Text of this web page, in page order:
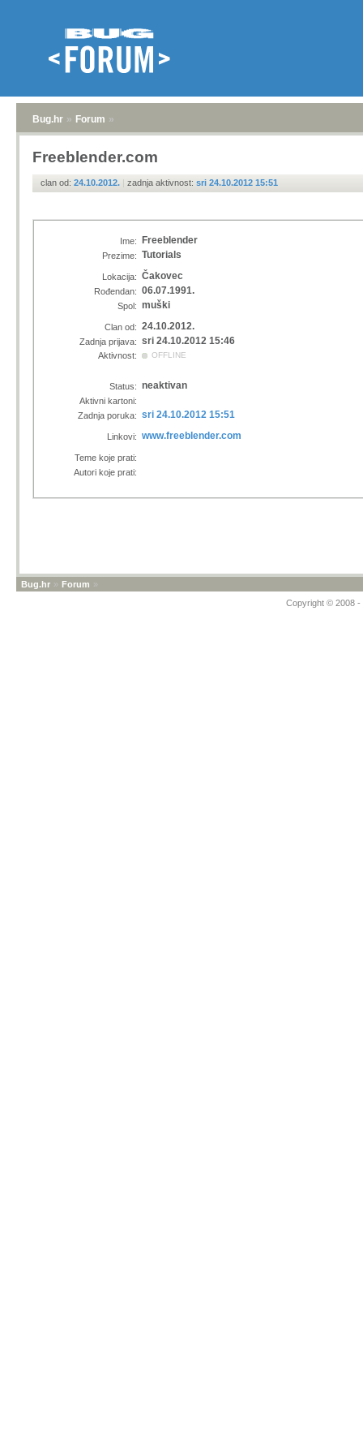
Bug.hr » Forum »
Freeblender.com
clan od: 24.10.2012. | zadnja aktivnost: sri 24.10.2012 15:51
Ime: Freeblender
Prezime: Tutorials
Lokacija: Čakovec
Rođendan: 06.07.1991.
Spol: muški
Clan od: 24.10.2012.
Zadnja prijava: sri 24.10.2012 15:46
Aktivnost: OFFLINE
Status: neaktivan
Aktivni kartoni:
Zadnja poruka: sri 24.10.2012 15:51
Linkovi: www.freeblender.com
Teme koje prati:
Autori koje prati:
Bug.hr » Forum »
Copyright © 2008 -